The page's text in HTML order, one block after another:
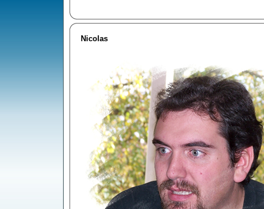
Nicolas